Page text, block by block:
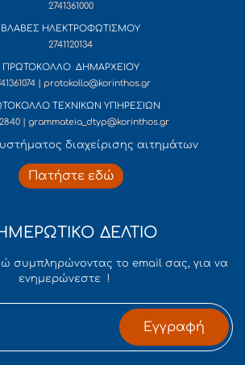
2741361000
ΒΛΑΒΕΣ ΗΛΕΚΤΡΟΦΩΤΙΣΜΟΥ
2741120134
ΠΡΩΤΟΚΟΛΛΟ ΔΗΜΑΡΧΕΙΟΥ
| protokollo@korinthos.gr
ΤΕΧΝΙΚΩΝ ΥΠΗΡΕΣΙΩΝ
| grammateia_dtyp@korinthos.gr
διαχείρισης αιτημάτων
Πατήστε εδώ
ΔΕΛΤΙΟ
συμπληρώνοντας το email σας, για να
ενημερώνεστε !
Εγγραφή